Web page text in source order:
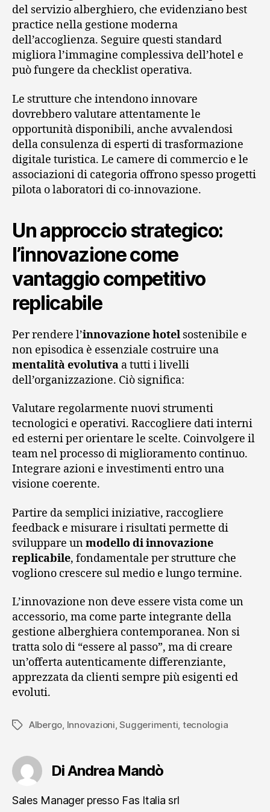
del servizio alberghiero, che evidenziano best
practice nella gestione moderna
dell’accoglienza. Seguire questi standard
migliora l’immagine complessiva dell’hotel e
può fungere da checklist operativa.
Le strutture che intendono innovare
dovrebbero valutare attentamente le
opportunità disponibili, anche avvalendosi
della consulenza di esperti di trasformazione
digitale turistica. Le camere di commercio e le
associazioni di categoria offrono spesso progetti
pilota o laboratori di co-innovazione.
Un approccio strategico:
l’innovazione come
vantaggio competitivo
replicabile
Per rendere l’innovazione hotel sostenibile e
non episodica è essenziale costruire una
mentalità evolutiva a tutti i livelli
dell’organizzazione. Ciò significa:
Valutare regolarmente nuovi strumenti
tecnologici e operativi. Raccogliere dati interni
ed esterni per orientare le scelte. Coinvolgere il
team nel processo di miglioramento continuo.
Integrare azioni e investimenti entro una
visione coerente.
Partire da semplici iniziative, raccogliere
feedback e misurare i risultati permette di
sviluppare unmodello di innovazione
replicabile, fondamentale per strutture che
vogliono crescere sul medio e lungo termine.
L’innovazione non deve essere vista come un
accessorio, ma come parte integrante della
gestione alberghiera contemporanea. Non si
tratta solo di “essere al passo”, ma di creare
un’offerta autenticamente differenziante,
apprezzata da clienti sempre più esigenti ed
evoluti.
Tag Albergo, Innovazioni,Suggerimenti, tecnologia
Di Andrea Mandò
Sales Manager presso Fas Italia srl